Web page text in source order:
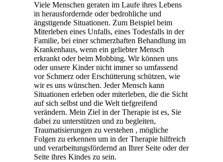
Viele Menschen geraten im Laufe ihres Lebens
in herausfordernde oder bedrohliche und
ängstigende Situationen. Zum Beispiel beim
Miterleben eines Unfalls, eines Todesfalls in der
Familie, bei einer schmerzhaften Behandlung im
Krankenhaus, wenn ein geliebter Mensch
erkrankt oder beim Mobbing. Wir können uns
oder unsere Kinder nicht immer so umfassend
vor Schmerz oder Erschütterung schützen, wie
wir es uns wünschen. Jeder Mensch kann
Situationen erleben oder miterleben, die die Sicht
auf sich selbst und die Welt tiefgreifend
verändern. Mein Ziel in der Therapie ist es, Sie
dabei zu unterstützen und zu begleiten,
Traumatisierungen zu verstehen , mögliche
Folgen zu erkennen um in der Therapie hilfreich
und verarbeitungsfördernd an Ihrer Seite oder der
Seite ihres Kindes zu sein.